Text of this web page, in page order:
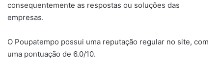
consequentemente as respostas ou soluções das
empresas.
O Poupatempo possui uma reputação regular no site, com
uma pontuação de 6.0/10.